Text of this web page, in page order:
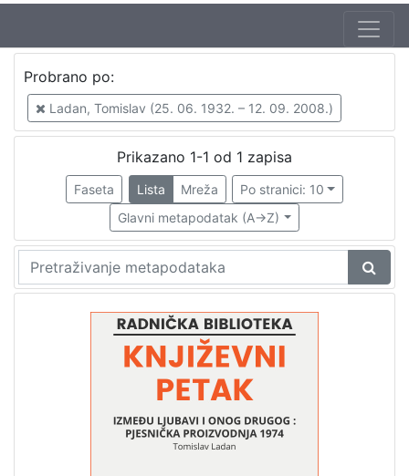
Jezik
hrvatski
cjelina
Digitalizirana zagrebačka baština
Glasovi Književnog petka
Probrano po:
Ladan, Tomislav (25. 06. 1932. – 12. 09. 2008.)
Prikazano 1-1 od 1 zapisa
Faseta Lista Mreža
Po stranici: 10
Glavni metapodatak (A->Z)